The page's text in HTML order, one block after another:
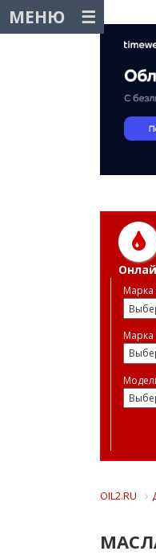
МЕНЮ
Марка
Марка
OIL2.RU